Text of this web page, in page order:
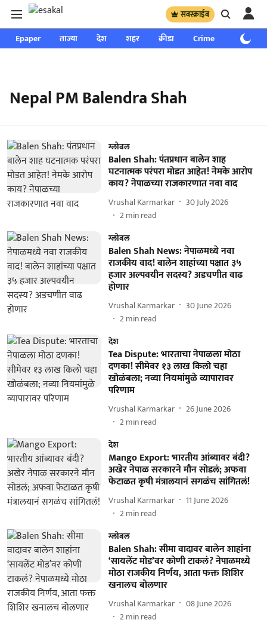
सबस्क्राईब
Epaper ताज्या देश शहर क्रीडा Crime साप्ताहिक
Nepal PM Balendra Shah
ग्लोबल
Balen Shah: पंतप्रधान बालेन शाह
घटनात्मक परंपरा मोडत आहेत! नेमके आरोप
काय? नेपाळच्या राजकारणात नवा वाद
Vrushal Karmarkar
30 July 2026
2min read
ग्लोबल
Balen Shah News: नेपाळमध्ये नवा
राजकीय वाद! बालेन शाहांच्या पक्षात ३५
हजार अल्पवयीन सदस्य? अडचणीत वाढ
होणार
Vrushal Karmarkar
30 June 2026
2min read
देश
Tea Dispute: भारताचा नेपाळला मोठा
दणका! सीमेवर १३ लाख किलो चहा
खोळंबला; नव्या नियमांमुळे व्यापारावर
परिणाम
Vrushal Karmarkar
26 June 2026
2min read
देश
Mango Export: भारतीय आंब्यावर बंदी?
अखेर नेपाळ सरकारने मौन सोडलं; अफवा
फेटाळत कृषी मंत्रालयानं सगळंच सांगितलं!
Vrushal Karmarkar
11 June 2026
2min read
ग्लोबल
Balen Shah: सीमा वादावर बालेन शाहांना
‘सायलेंट मोड’वर कोणी टाकलं? नेपाळमध्ये
मोठा राजकीय निर्णय, आता फक्त शिशिर
खनालच बोलणार
Vrushal Karmarkar
08 June 2026
2min read